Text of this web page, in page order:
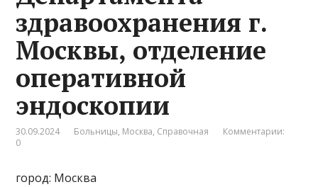
здравоохранения г.
Москвы, отделение
оперативной
эндоскопии
30.09.2024 Больницы, Москва, Справочная
Комментарии:
0
город: Москва